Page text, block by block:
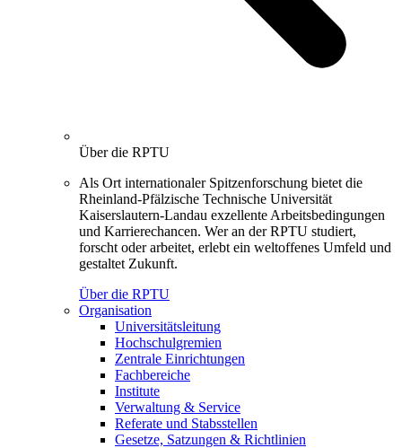
Über die RPTU
Als Ort internationaler Spitzenforschung bietet die
Rheinland-Pfälzische Technische Universität
Kaiserslautern-Landau exzellente Arbeitsbedingungen
und Karrierechancen. Wer an der RPTU studiert,
forscht oder arbeitet, erlebt ein weltoffenes Umfeld und
gestaltet Zukunft.
Über die RPTU
Organisation
Universitätsleitung
Hochschulgremien
Zentrale Einrichtungen
Fachbereiche
Institute
Verwaltung & Service
Referate und Stabsstellen
Gesetze, Satzungen & Richtlinien